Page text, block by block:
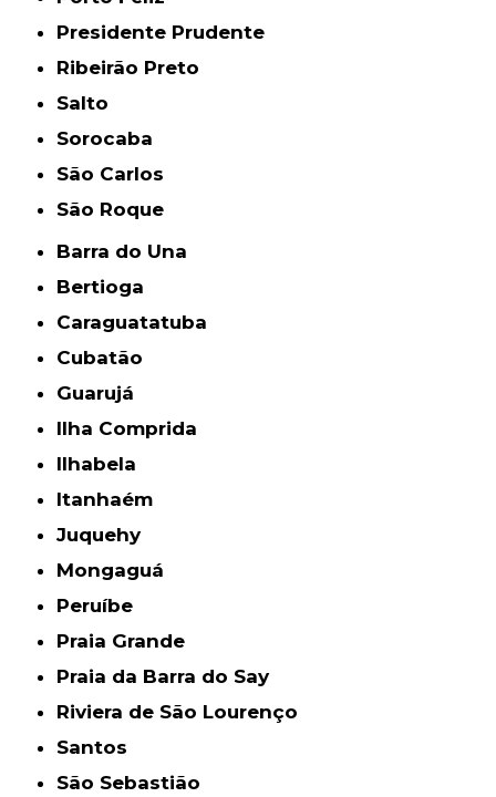
Presidente Prudente
Ribeirão Preto
Salto
Sorocaba
São Carlos
São Roque
Barra do Una
Bertioga
Caraguatatuba
Cubatão
Guarujá
Ilha Comprida
Ilhabela
Itanhaém
Juquehy
Mongaguá
Peruíbe
Praia Grande
Praia da Barra do Say
Riviera de São Lourenço
Santos
São Sebastião